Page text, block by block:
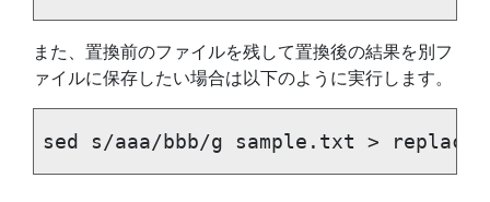
また、置換前のファイルを残して置換後の結果を別フ
ァイルに保存したい場合は以下のように実行します。
sed s/aaa/bbb/g sample.txt >